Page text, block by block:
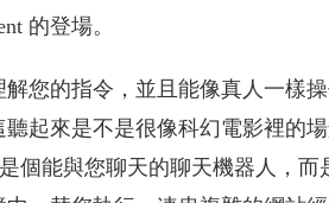
的登場。
您的指令，並且能像真人一樣
起來是不是很像科幻電影裡的
個能與您聊天的聊天機器人，